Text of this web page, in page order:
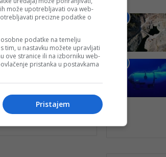
mijenja
može upotrebljavati ova web-
precizne podatke o
podatke na temelju
tim, u nastavku možete upravljati
ove stranice ili na izborniku web-
pristanka u postavkama
Pristajem